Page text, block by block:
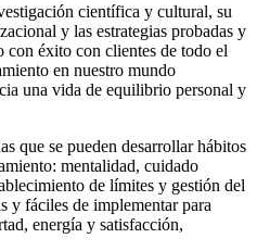
científica y cultural, su
y las estrategias probadas y
con éxito con clientes de todo el
en nuestro mundo
una vida de equilibrio personal y
que se pueden desarrollar hábitos
mentalidad, cuidado
de límites y gestión del
y fáciles de implementar para
energía y satisfacción,